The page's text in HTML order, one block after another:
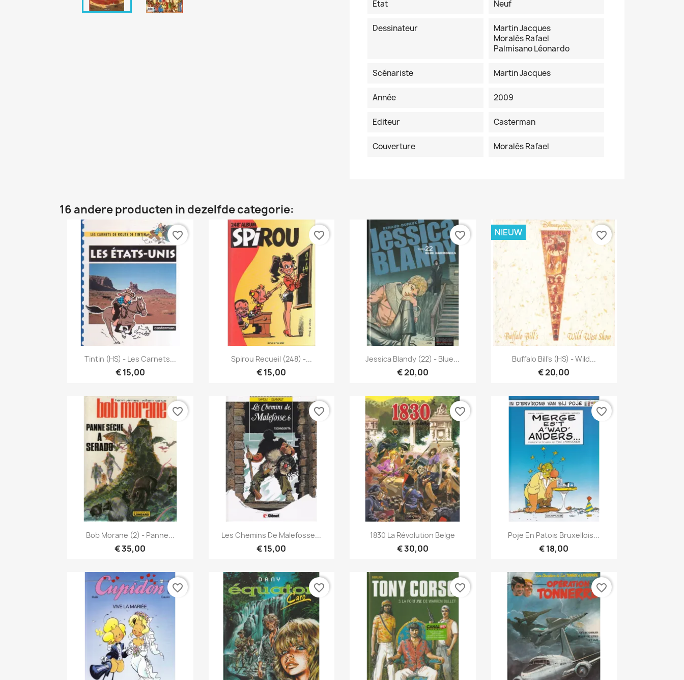
Etat
Neuf
Dessinateur
Martin Jacques
Moralès Rafael
Palmisano Léonardo
Scénariste Martin Jacques
Année 2009
Editeur Casterman
Couverture Moralès Rafael
16 andere producten in dezelfde categorie:
Snel bekijken
Tintin (HS) - Les Carnets...
€ 15,00
favorite_border
Snel bekijken
Spirou Recueil (248) -...
€ 15,00
favorite_border
Snel bekijken
Jessica Blandy (22) - Blue...
€ 20,00
favorite_border
Snel bekijken
Buffalo Bill's (HS) - Wild...
€ 20,00
NIEUW favorite_border
Snel bekijken
Bob Morane (2) - Panne...
€ 35,00
favorite_border
Snel bekijken
Les Chemins De Malefosse...
€ 15,00
favorite_border
Snel bekijken
1830 La Révolution Belge
€ 30,00
favorite_border
Snel bekijken
Poje En Patois Bruxellois...
€ 18,00
favorite_border
favorite_border favorite_border favorite_border favorite_border